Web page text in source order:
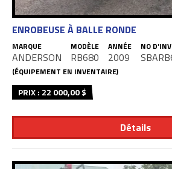
Détails
ENROBEUSE À BALLE RONDE
MARQUE
ANDERSON
MODÈLE
RB680
ANNÉE
2009
NO
(ÉQUIPEMENT EN INVENTAIRE)
PRIX : 22 000,00 $